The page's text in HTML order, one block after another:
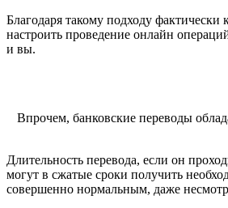
Благодаря такому подходу
настроить проведение онлайн
и вы.
Впрочем, банковские переводы
Длительность перевода, если он
могут в сжатые сроки получить
совершенно нормальным, даже